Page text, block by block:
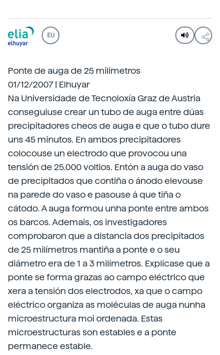
EU
Ponte de auga de 25 milímetros
01/12/2007 | Elhuyar
Na Universidade de Tecnoloxía Graz de Austria
conseguiuse crear un tubo de auga entre dúas
precipitadores cheos de auga e que o tubo dure
uns 45 minutos. En ambos precipitadores
colocouse un electrodo que provocou una
tensión de 25.000 voltios. Entón a auga do vaso
de precipitados que contiña o ánodo elevouse
na parede do vaso e pasouse á que tiña o
cátodo. A auga formou unha ponte entre ambos
os barcos. Ademais, os investigadores
comprobaron que a distancia dos precipitados
de 25 milímetros mantiña a ponte e o seu
diámetro era de 1 a 3 milímetros. Explícase que a
ponte se forma grazas ao campo eléctrico que
xera a tensión dos electrodos, xa que o campo
eléctrico organiza as moléculas de auga nunha
microestructura moi ordenada. Estas
microestructuras son estables e a ponte
permanece estable.